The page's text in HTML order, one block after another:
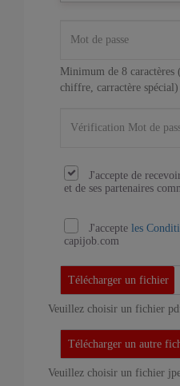
Minimum de 8
chiffre, carractère spécial)
J'accepte de
et de ses partenaires
J'accepteles
capijob.com
Veuillez choisir un fichier
Veuillez choisir un fichier